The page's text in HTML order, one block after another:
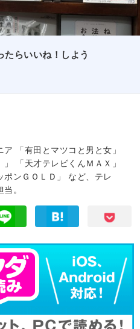
たらいいね！しよう
「有田とマツコと男と女」
」 「天才テレビくんＭＡＸ」
ポンＧＯＬＤ」 など、テレ
。